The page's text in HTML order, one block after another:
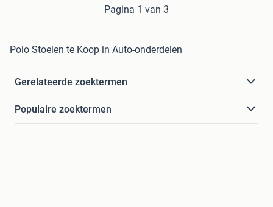
Pagina 1 van 3
Polo Stoelen te Koop in Auto-onderdelen
Gerelateerde zoektermen
Populaire zoektermen